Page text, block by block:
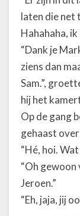
laten die net
Hahahaha,
“Dank je
ziens dan
Sam.”,
hij het
Op de gang
gehaast
“Hé, hoi.
“Oh
Jeroen.”
“Eh, jaja, jij